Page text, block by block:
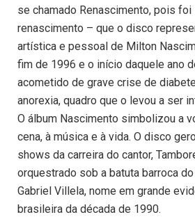
se chamado Renascimento, pois
renascimento – que o disco
artística e pessoal de Milton
fim de 1996 e o início daquele ano
acometido de grave crise de
anorexia, quadro que o levou a ser
O álbum Nascimento simbolizou a
cena, à música e à vida. O disco
shows da carreira do cantor,
orquestrado sob a batuta barroca
Gabriel Villela, nome em grande
brasileira da década de 1990.